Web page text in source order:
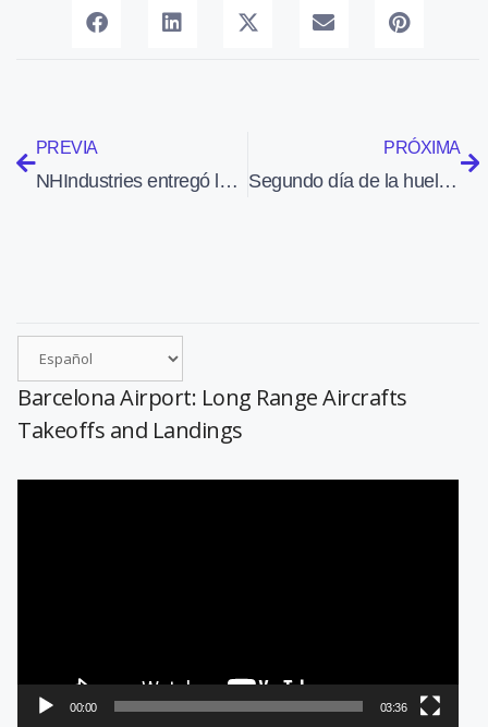
PREVIA
NHIndustries entregó la unidad 200 del NH90
PRÓXIMA
Segundo día de la huelga de controladores franceses
Barcelona Airport: Long Range Aircrafts
Takeoffs and Landings
00:00 03:36